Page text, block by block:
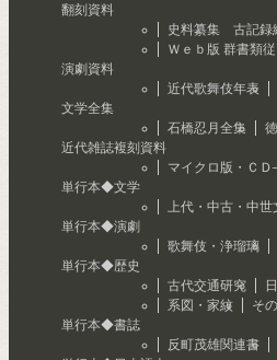
翻刻資料
史料纂集 古記録
Ｗｅｂ版 群書類
演劇資料
近代歌舞伎年表
文学全集
石橋忍月全集
近代雑誌複刻資料
マイクロ版・Ｃ
単行本◆文学
上代・中古・中世
単行本◆演劇
歌舞伎・浄瑠璃
単行本◆歴史
古代交通研究
系図・家紋
そ
単行本◆書誌
反町茂雄関連書